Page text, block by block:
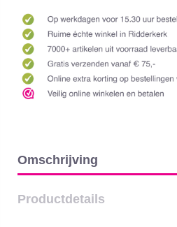
Omschrijving
Productdetails